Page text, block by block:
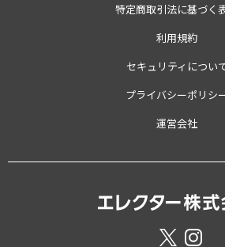
特定商取引法に基づく
利用規約
セキュリティについ
プライバシーポリシ
運営会社